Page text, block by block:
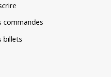
commandes
billets